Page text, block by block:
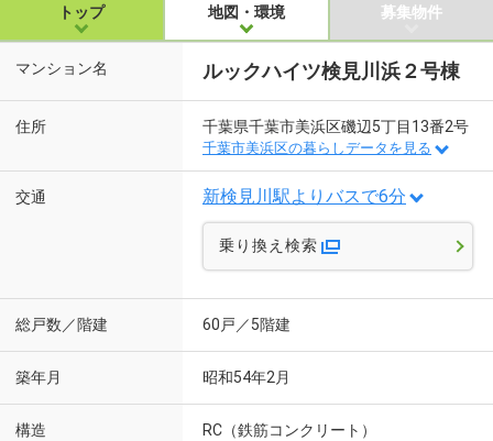
トップ 地図・環境 募集物件
マンション名 ルックハイツ検見川浜２号棟
住所 千葉県千葉市美浜区磯辺5丁目13番2号
千葉市美浜区の暮らしデータを見る
交通 新検見川駅よりバスで6分
乗り換え検索
総戸数／階建 60戸／5階建
築年月 昭和54年2月
構造 RC（鉄筋コンクリート）